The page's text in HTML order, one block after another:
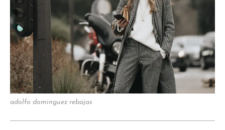
adolfo dominguez rebajas